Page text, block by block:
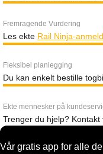
Fremragende Vurdering
Les ekte Rail Ninja-
Fleksibel planlegging
Du kan enkelt bestille
Ekte mennesker på
Trenger du hjelp?
Vår gratis app for alle